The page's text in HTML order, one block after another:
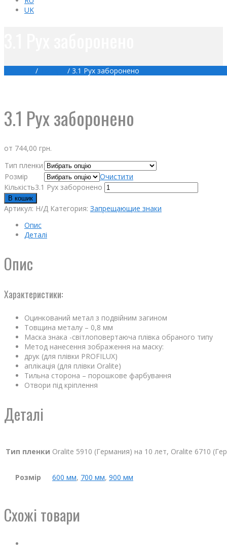
UK
/ / 3.1 Рух заборонено
3.1 Рух заборонено
от 744,00 грн.
Тип пленки
Розмір
Очистити
Кількість3.1 Рух заборонено
В кошик
Артикул: Н/Д Категория: Запрещающие знаки
Опис
Деталі
Опис
Характеристики:
Оцинкований метал з подвійним загином
Товщина металу – 0,8 мм
Маска знака -світлоповертаюча плівка обраного типу
Метод нанесення зображення на маску:
друк (для плівки PROFILUX)
аплікація (для плівки Oralite)
Тильна сторона – порошкове фарбування
Отвори під кріплення
Деталі
Тип пленки Oralite 5910 (Германия) на 10 лет, Oralite 6710
Розмір 600 мм, 700 мм, 900 мм
Схожі товари